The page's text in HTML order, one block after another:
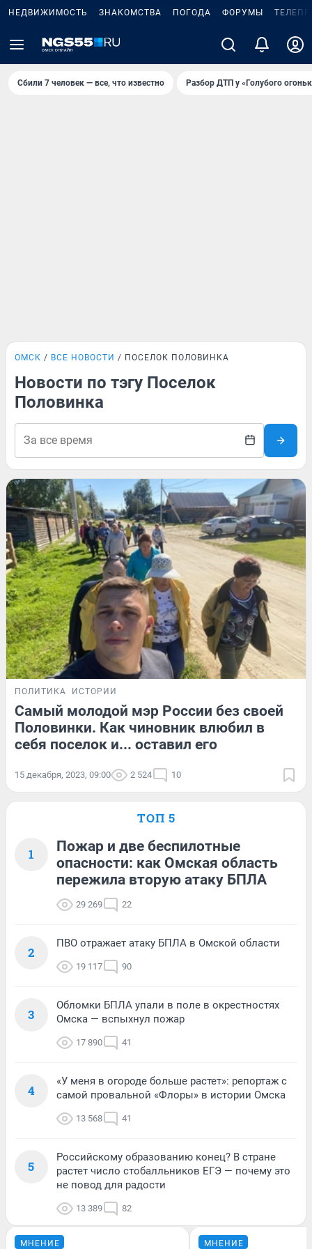
НЕДВИЖИМОСТЬ ЗНАКОМСТВА ПОГОДА ФОРУМЫ
Сбили 7 человек — все, что известно Разбор ДТП у «Голубого
ОМСК ВСЕ НОВОСТИ ПОСЕЛОК ПОЛОВИНКА
Новости по тэгу Поселок
Половинка
ПОЛИТИКА ИСТОРИИ
Самый молодой мэр России без своей
Половинки. Как чиновник влюбил в
себя поселок и... оставил его
15 декабря, 2023, 09:00 2 524 10
ТОП 5
1
Пожар и две беспилотные
опасности: как Омская область
пережила вторую атаку БПЛА
29 269 22
2
ПВО отражает атаку БПЛА в Омской области
19 117 90
3
Обломки БПЛА упали в поле в окрестностях
Омска — вспыхнул пожар
17 890 41
4
«У меня в огороде больше растет»: репортаж с
самой провальной «Флоры» в истории Омска
13 568 41
5
Российскому образованию конец? В стране
растет число стобалльников ЕГЭ — почему это
не повод для радости
13 389 82
МНЕНИЕ МНЕНИЕ